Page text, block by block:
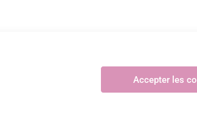
Accepter les
Maya
Politique des cookies